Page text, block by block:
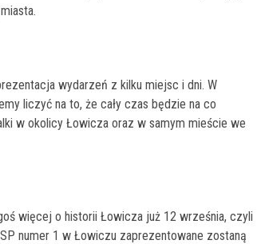
wydarzeń z kilku miejsc i dni. W
liczyć na to, że cały czas będzie na co
w okolicy Łowicza oraz w samym mieście we
więcej o historii Łowicza już 12 września, czyli
numer 1 w Łowiczu zaprezentowane zostaną